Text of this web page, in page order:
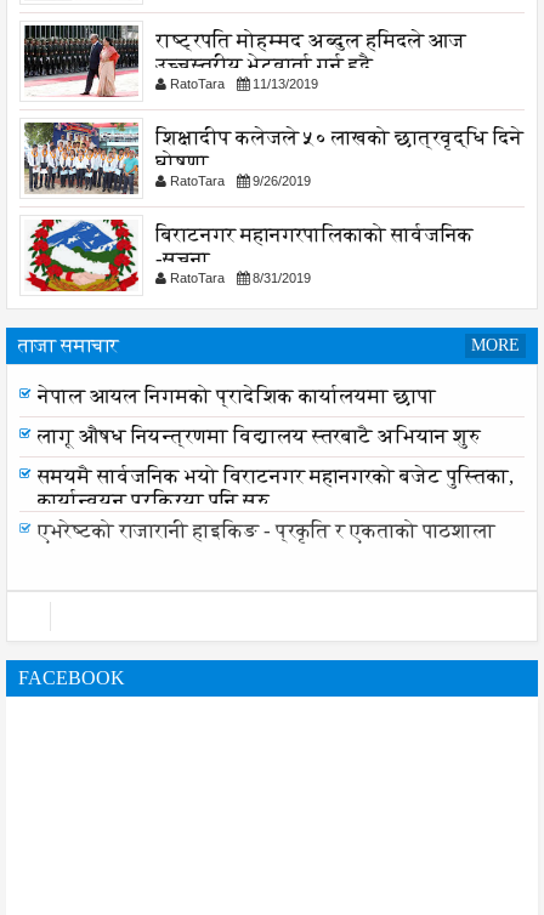
राष्ट्रपति मोहम्मद अब्दुल हमिदले आज
उच्चस्तरीय भेटवार्ता गर्नु हुदै,
RatoTara 11/13/2019
शिक्षादीप कलेजले ५० लाखको छात्रवृद्धि दिने
घोषणा
RatoTara 9/26/2019
बिराटनगर महानगरपालिकाको सार्वजनिक
-सुचना
RatoTara 8/31/2019
ताजा समाचार MORE
नेपाल आयल निगमको प्रादेशिक कार्यालयमा छापा
नेपाल आयल निगमको प्रादेशिक कार्यालयमा छापा
लागू औषध नियन्त्रणमा विद्यालय स्तरबाटै अभियान शुरु
समयमै सार्वजनिक भयो विराटनगर महानगरको बजेट पुस्तिका,
कार्यान्वयन प्रक्रिया पनि सुरु
एभरेष्टको राजारानी हाइकिङ - प्रकृति र एकताको पाठशाला
FACEBOOK